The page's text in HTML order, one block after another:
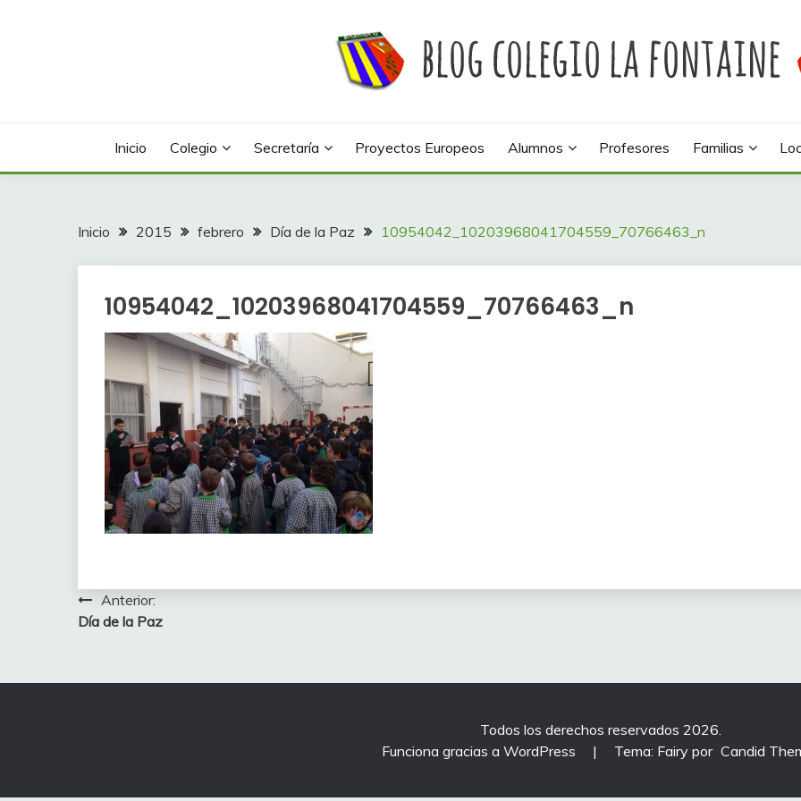
Inicio Colegio Secretaría Proyectos Europeos Alumnos Profesores Familias
Inicio 2015 febrero Día de la Paz 10954042_10203968041704559_70766463_n
10954042_10203968041704559_70766463_n
Navegación
de
Anterior:
Día de la Paz
Todos los derechos reservados 2026.
Funciona gracias a WordPress
| Tema: Fairy por Candid